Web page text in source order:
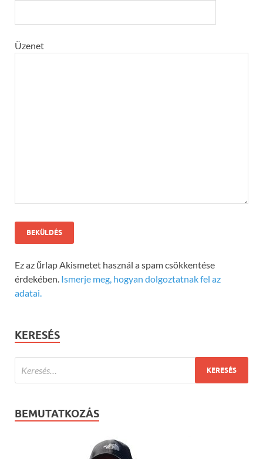
Üzenet
Ez az űrlap Akismetet használ a spam csökkentése
érdekében. Ismerje meg, hogyan dolgoztatnak fel az
adatai.
KERESÉS
BEMUTATKOZÁS